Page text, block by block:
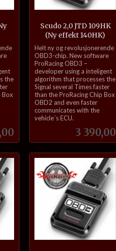
the
Box
Scudo 2,0 JTD 109HK
(Ny effekt 140HK)
Pris
3 390,00
inkl.
mva.
Helt ny og revolusjonerende
OBD3-chip. New software
ProRacing OBD3 –
developer using a inteligent
algorithm that processes the
Signal several Times faster
than the ProRacing Chip Box
OBD2 and even faster
communicates with the
vehicle´s ECU.